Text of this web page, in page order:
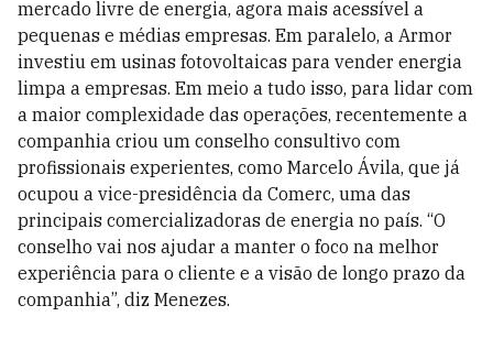
mercado livre de energia, agora mais acessível a
pequenas e médias empresas. Em paralelo, a Armor
investiu em usinas fotovoltaicas para vender energia
limpa a empresas. Em meio a tudo isso, para lidar com
a maior complexidade das operações, recentemente a
companhia criou um conselho consultivo com
profissionais experientes, como Marcelo Ávila, que já
ocupou a vice-presidência da Comerc, uma das
principais comercializadoras de energia no país. “O
conselho vai nos ajudar a manter o foco na melhor
experiência para o cliente e a visão de longo prazo da
companhia”, diz Menezes.